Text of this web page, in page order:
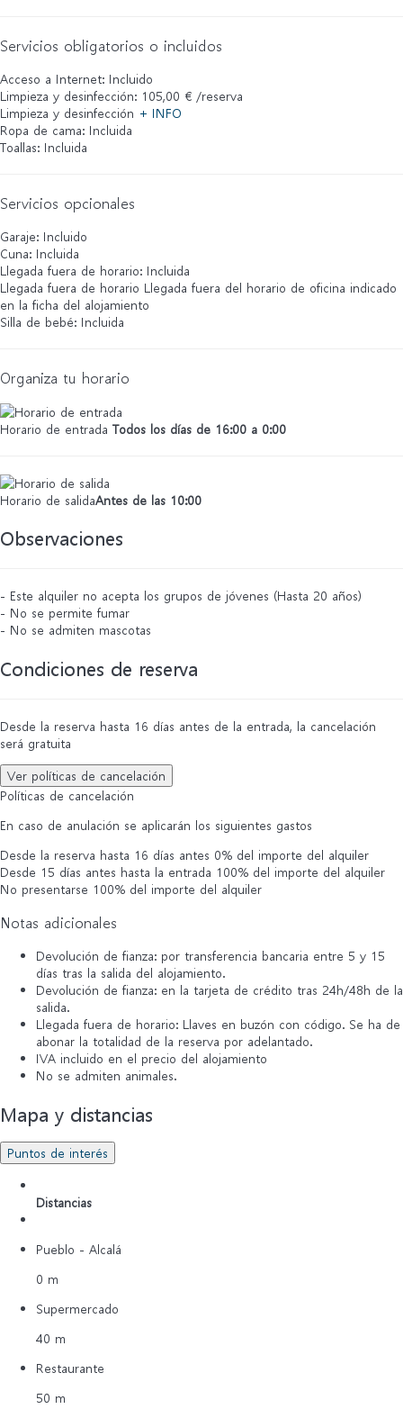
Servicios obligatorios o incluidos
Acceso a Internet: Incluido
Limpieza y desinfección: 105,00 € /reserva
Limpieza y desinfección + INFO
Ropa de cama: Incluida
Toallas: Incluida
Servicios opcionales
Garaje: Incluido
Cuna: Incluida
Llegada fuera de horario: Incluida
Llegada fuera de horario Llegada fuera del horario de oficina indicado
en la ficha del alojamiento
Silla de bebé: Incluida
Organiza tu horario
Horario de entrada Todos los días de 16:00 a 0:00
Horario de salidaAntes de las 10:00
Observaciones
- Este alquiler no acepta los grupos de jóvenes (Hasta 20 años)
- No se permite fumar
- No se admiten mascotas
Condiciones de reserva
Desde la reserva hasta 16 días antes de la entrada, la cancelación
será gratuita
Ver políticas de cancelación
Políticas de cancelación
En caso de anulación se aplicarán los siguientes gastos
Desde la reserva hasta 16 días antes 0% del importe del alquiler
Desde 15 días antes hasta la entrada 100% del importe del alquiler
No presentarse 100% del importe del alquiler
Notas adicionales
Devolución de fianza: por transferencia bancaria entre 5 y 15
días tras la salida del alojamiento.
Devolución de fianza: en la tarjeta de crédito tras 24h/48h de la
salida.
Llegada fuera de horario: Llaves en buzón con código. Se ha de
abonar la totalidad de la reserva por adelantado.
IVA incluido en el precio del alojamiento
No se admiten animales.
Mapa y distancias
Puntos de interés
Distancias
Pueblo - Alcalá
0 m
Supermercado
40 m
Restaurante
50 m